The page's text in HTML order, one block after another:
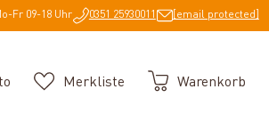
Fr 09-18 Uhr 0351 25930011 [email protected]
Merkliste Warenkorb